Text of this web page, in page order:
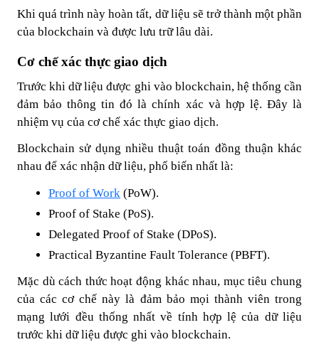
Khi quá trình này hoàn tất, dữ liệu sẽ trở thành một phần
của blockchain và được lưu trữ lâu dài.
Cơ chế xác thực giao dịch
Trước khi dữ liệu được ghi vào blockchain, hệ thống cần
đảm bảo thông tin đó là chính xác và hợp lệ. Đây là
nhiệm vụ của cơ chế xác thực giao dịch.
Blockchain sử dụng nhiều thuật toán đồng thuận khác
nhau để xác nhận dữ liệu, phổ biến nhất là:
Proof of Work (PoW).
Proof of Stake (PoS).
Delegated Proof of Stake (DPoS).
Practical Byzantine Fault Tolerance (PBFT).
Mặc dù cách thức hoạt động khác nhau, mục tiêu chung
của các cơ chế này là đảm bảo mọi thành viên trong
mạng lưới đều thống nhất về tính hợp lệ của dữ liệu
trước khi dữ liệu được ghi vào blockchain.